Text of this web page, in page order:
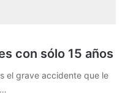
con sólo 15 años
el grave accidente que le